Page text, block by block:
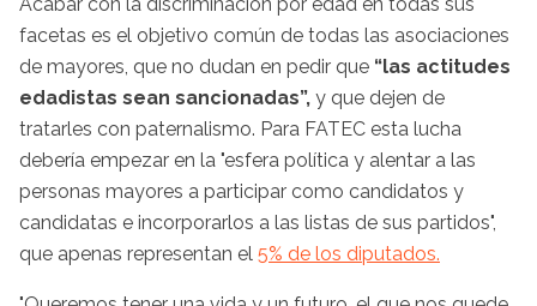
Acabar con la discriminación por edad en todas sus
facetas es el objetivo común de todas las asociaciones
de mayores, que no dudan en pedir que “las actitudes
edadistas sean sancionadas”, y que dejen de
tratarles con paternalismo. Para FATEC esta lucha
debería empezar en la "esfera política y alentar a las
personas mayores a participar como candidatos y
candidatas e incorporarlos a las listas de sus partidos",
que apenas representan el 5% de los diputados.